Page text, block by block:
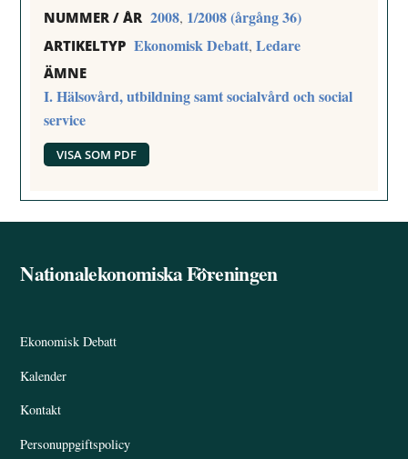
NUMMER / ÅR 2008, 1/2008 (årgång 36)
ARTIKELTYP Ekonomisk Debatt,Ledare
ÄMNE
I. Hälsovård, utbildning samt socialvård och social
service
VISA SOM PDF
Back
Nationalekonomiska Föreningen
Ekonomisk Debatt
Kalender
Kontakt
Personuppgiftspolicy